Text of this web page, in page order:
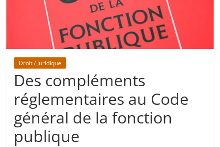
Droit / Juridique
Des compléments
réglementaires au Code
général de la fonction
publique